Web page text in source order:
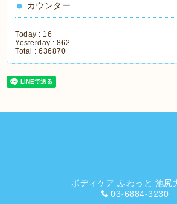
カウンター
Today : 16
Yesterday :862
Total :636870
ボディケア ふわっと 池尻
03-6884-3230